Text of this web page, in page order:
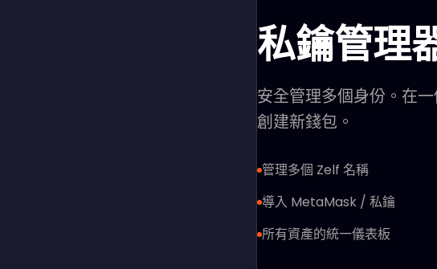
私鑰管理
安全管理多個身份。在
創建新錢包。
管理多個 Zelf 名稱
導入 MetaMask / 私鑰
所有資產的統一儀表板